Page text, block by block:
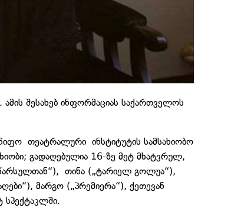
ამის შესახებ ინფორმაციას საქართველოს
თეატრალური ინსტიტუტის სამსახიობო
გადაღებულია 16-ზე მეტ მხატვრულ,
თინა („ტარიელ გოლუა“),
მარგო („პრემიერა“), ქეთევან